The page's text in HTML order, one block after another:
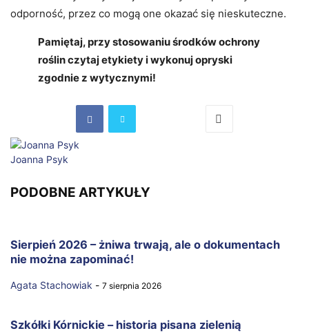
odporność, przez co mogą one okazać się nieskuteczne.
Pamiętaj, przy stosowaniu środków ochrony
roślin czytaj etykiety i wykonuj opryski
zgodnie z wytycznymi!
Joanna Psyk
PODOBNE ARTYKUŁY
Sierpień 2026 – żniwa trwają, ale o dokumentach
nie można zapominać!
Agata Stachowiak - 7 sierpnia 2026
Szkółki Kórnickie – historia pisana zielenią